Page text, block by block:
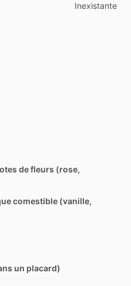
Inexistante
de fleurs (rose,
comestible (vanille,
un placard)